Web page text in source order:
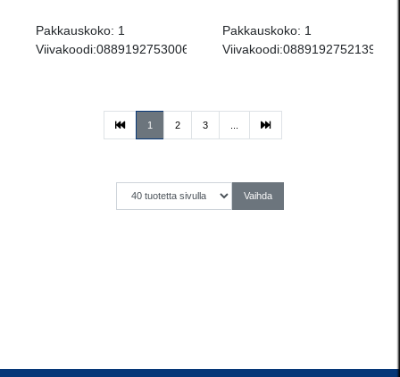
Pakkauskoko: 1
Viivakoodi:0889192753006
Pakkauskoko: 1
Viivakoodi:0889192752139
1 (current)
2 3